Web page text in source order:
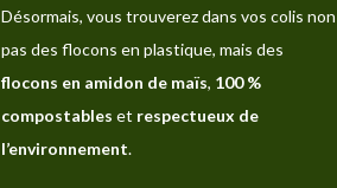
Désormais, vous trouverez dans vos colis non
pas des flocons en plastique, mais des
flocons en amidon de maïs, 100 %
compostables et respectueux de
l’environnement.